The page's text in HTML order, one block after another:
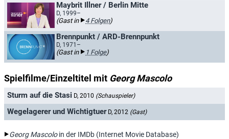
Maybrit Illner / Berlin Mitte
D, 1999–
(Gast in 4 Folgen)
Brennpunkt / ARD-Brennpunkt
D, 1971–
(Gast in 1 Folge)
Spielfilme/Einzeltitel mit Georg Mascolo
Sturm auf die Stasi D, 2010 (Schauspieler)
Wegelagerer und Wichtigtuer D, 2012 (Gast)
Georg Mascoloin der IMDb (Internet Movie Database)